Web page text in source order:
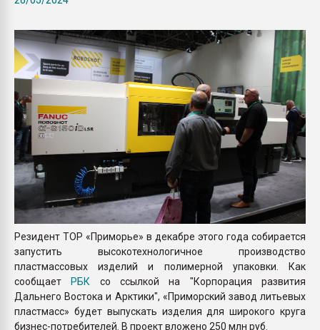
ПЕРЕЙТИ НА
Резидент ТОР «Приморье» в декабре этого года собирается
запустить высокотехнологичное производство
пластмассовых изделий и полимерной упаковки. Как
сообщает
РБК со ссылкой на "Корпорация развития
Дальнего Востока и Арктики", «Приморский завод литьевых
пластмасс» будет выпускать изделия для широкого круга
бизнес-потребителей. В проект вложено 250 млн руб.